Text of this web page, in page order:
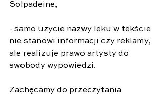
Solpadeine,
- samo użycie nazwy leku w tekście
nie stanowi informacji czy reklamy,
ale realizuje prawo artysty do
swobody wypowiedzi.
Zachęcamy do przeczytania